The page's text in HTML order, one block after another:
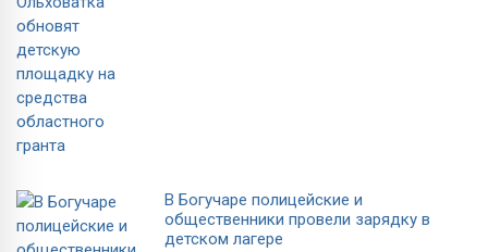
В Богучаре полицейские и
общественники провели зарядку в
детском лагере